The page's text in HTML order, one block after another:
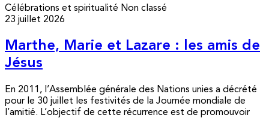
Célébrations et spiritualité Non classé
23 juillet 2026
Marthe, Marie et Lazare : les amis de
Jésus
En 2011, l’Assemblée générale des Nations unies a décrété
pour le 30 juillet les festivités de la Journée mondiale de
l’amitié. L’objectif de cette récurrence est de promouvoir